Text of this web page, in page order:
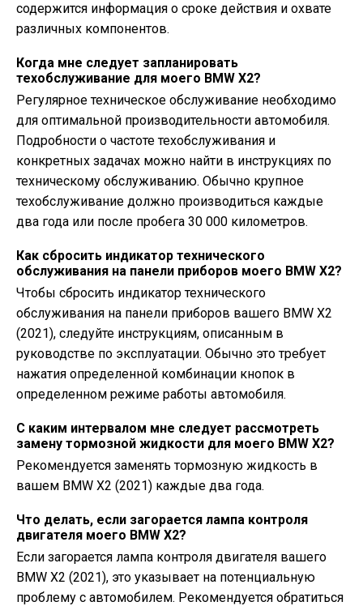
содержится информация о сроке действия и охвате
различных компонентов.
Когда мне следует запланировать
техобслуживание для моего BMW X2?
Регулярное техническое обслуживание необходимо
для оптимальной производительности автомобиля.
Подробности о частоте техобслуживания и
конкретных задачах можно найти в инструкциях по
техническому обслуживанию. Обычно крупное
техобслуживание должно производиться каждые
два года или после пробега 30 000 километров.
Как сбросить индикатор технического
обслуживания на панели приборов моего BMW X2?
Чтобы сбросить индикатор технического
обслуживания на панели приборов вашего BMW X2
(2021), следуйте инструкциям, описанным в
руководстве по эксплуатации. Обычно это требует
нажатия определенной комбинации кнопок в
определенном режиме работы автомобиля.
С каким интервалом мне следует рассмотреть
замену тормозной жидкости для моего BMW X2?
Рекомендуется заменять тормозную жидкость в
вашем BMW X2 (2021) каждые два года.
Что делать, если загорается лампа контроля
двигателя моего BMW X2?
Если загорается лампа контроля двигателя вашего
BMW X2 (2021), это указывает на потенциальную
проблему с автомобилем. Рекомендуется обратиться